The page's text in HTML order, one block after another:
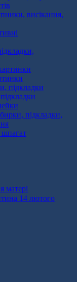
шпагат
матері
14 лютого